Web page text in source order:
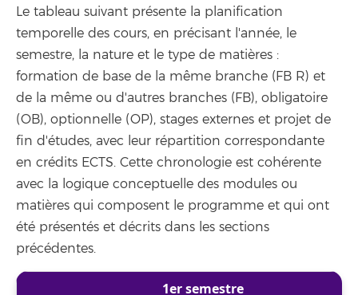
Le tableau suivant présente la planification
temporelle des cours, en précisant l'année, le
semestre, la nature et le type de matières :
formation de base de la même branche (FB R) et
de la même ou d'autres branches (FB), obligatoire
(OB), optionnelle (OP), stages externes et projet de
fin d'études, avec leur répartition correspondante
en crédits ECTS. Cette chronologie est cohérente
avec la logique conceptuelle des modules ou
matières qui composent le programme et qui ont
été présentés et décrits dans les sections
précédentes.
1er semestre